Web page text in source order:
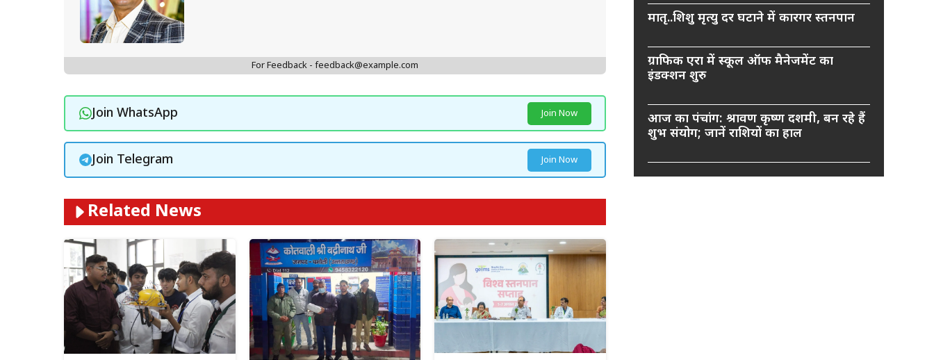
For Feedback - feedback@example.com
Join WhatsApp Join Now
Join Telegram Join Now
Related News
मातृ..शिशु मृत्यु दर घटाने में कारगर स्तनपान
ग्राफिक एरा में स्कूल ऑफ मैनेजमेंट का
इंडक्शन शुरु
आज का पंचांग: श्रावण कृष्ण दशमी, बन रहे हैं
शुभ संयोग; जानें राशियों का हाल